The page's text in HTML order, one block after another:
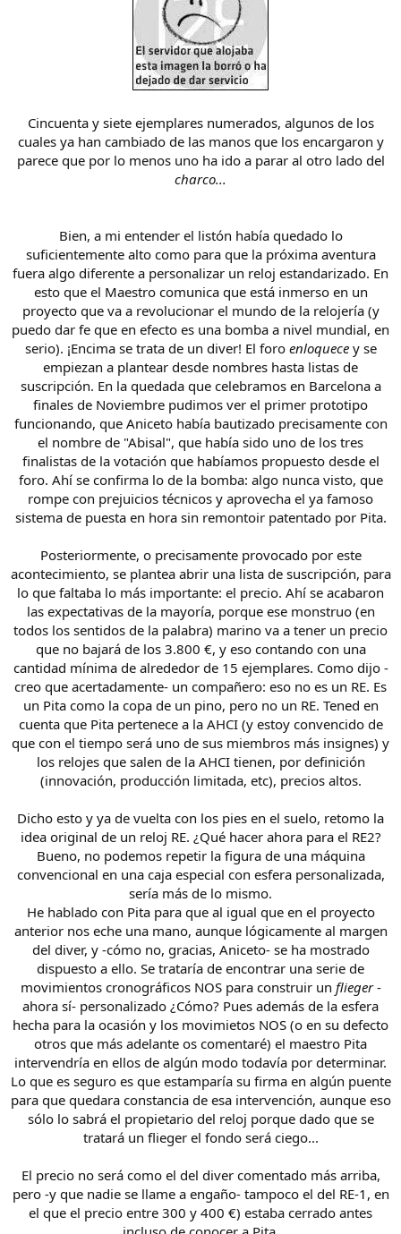
Cincuenta y siete ejemplares numerados, algunos de los
cuales ya han cambiado de las manos que los encargaron y
parece que por lo menos uno ha ido a parar al otro lado del
charco...
Bien, a mi entender el listón había quedado lo
suficientemente alto como para que la próxima aventura
fuera algo diferente a personalizar un reloj estandarizado. En
esto que el Maestro comunica que está inmerso en un
proyecto que va a revolucionar el mundo de la relojería (y
puedo dar fe que en efecto es una bomba a nivel mundial, en
serio). ¡Encima se trata de un diver! El foro enloquece y se
empiezan a plantear desde nombres hasta listas de
suscripción. En la quedada que celebramos en Barcelona a
finales de Noviembre pudimos ver el primer prototipo
funcionando, que Aniceto había bautizado precisamente con
el nombre de "Abisal", que había sido uno de los tres
finalistas de la votación que habíamos propuesto desde el
foro. Ahí se confirma lo de la bomba: algo nunca visto, que
rompe con prejuicios técnicos y aprovecha el ya famoso
sistema de puesta en hora sin remontoir patentado por Pita.
Posteriormente, o precisamente provocado por este
acontecimiento, se plantea abrir una lista de suscripción, para
lo que faltaba lo más importante: el precio. Ahí se acabaron
las expectativas de la mayoría, porque ese monstruo (en
todos los sentidos de la palabra) marino va a tener un precio
que no bajará de los 3.800 €, y eso contando con una
cantidad mínima de alrededor de 15 ejemplares. Como dijo -
creo que acertadamente- un compañero: eso no es un RE. Es
un Pita como la copa de un pino, pero no un RE. Tened en
cuenta que Pita pertenece a la AHCI (y estoy convencido de
que con el tiempo será uno de sus miembros más insignes) y
los relojes que salen de la AHCI tienen, por definición
(innovación, producción limitada, etc), precios altos.
Dicho esto y ya de vuelta con los pies en el suelo, retomo la
idea original de un reloj RE. ¿Qué hacer ahora para el RE2?
Bueno, no podemos repetir la figura de una máquina
convencional en una caja especial con esfera personalizada,
sería más de lo mismo.
He hablado con Pita para que al igual que en el proyecto
anterior nos eche una mano, aunque lógicamente al margen
del diver, y -cómo no, gracias, Aniceto- se ha mostrado
dispuesto a ello. Se trataría de encontrar una serie de
movimientos cronográficos NOS para construir un flieger-
ahora sí- personalizado ¿Cómo? Pues además de la esfera
hecha para la ocasión y los movimietos NOS (o en su defecto
otros que más adelante os comentaré) el maestro Pita
intervendría en ellos de algún modo todavía por determinar.
Lo que es seguro es que estamparía su firma en algún puente
para que quedara constancia de esa intervención, aunque eso
sólo lo sabrá el propietario del reloj porque dado que se
tratará un flieger el fondo será ciego...
El precio no será como el del diver comentado más arriba,
pero -y que nadie se llame a engaño- tampoco el del RE-1, en
el que el precio entre 300 y 400 €) estaba cerrado antes